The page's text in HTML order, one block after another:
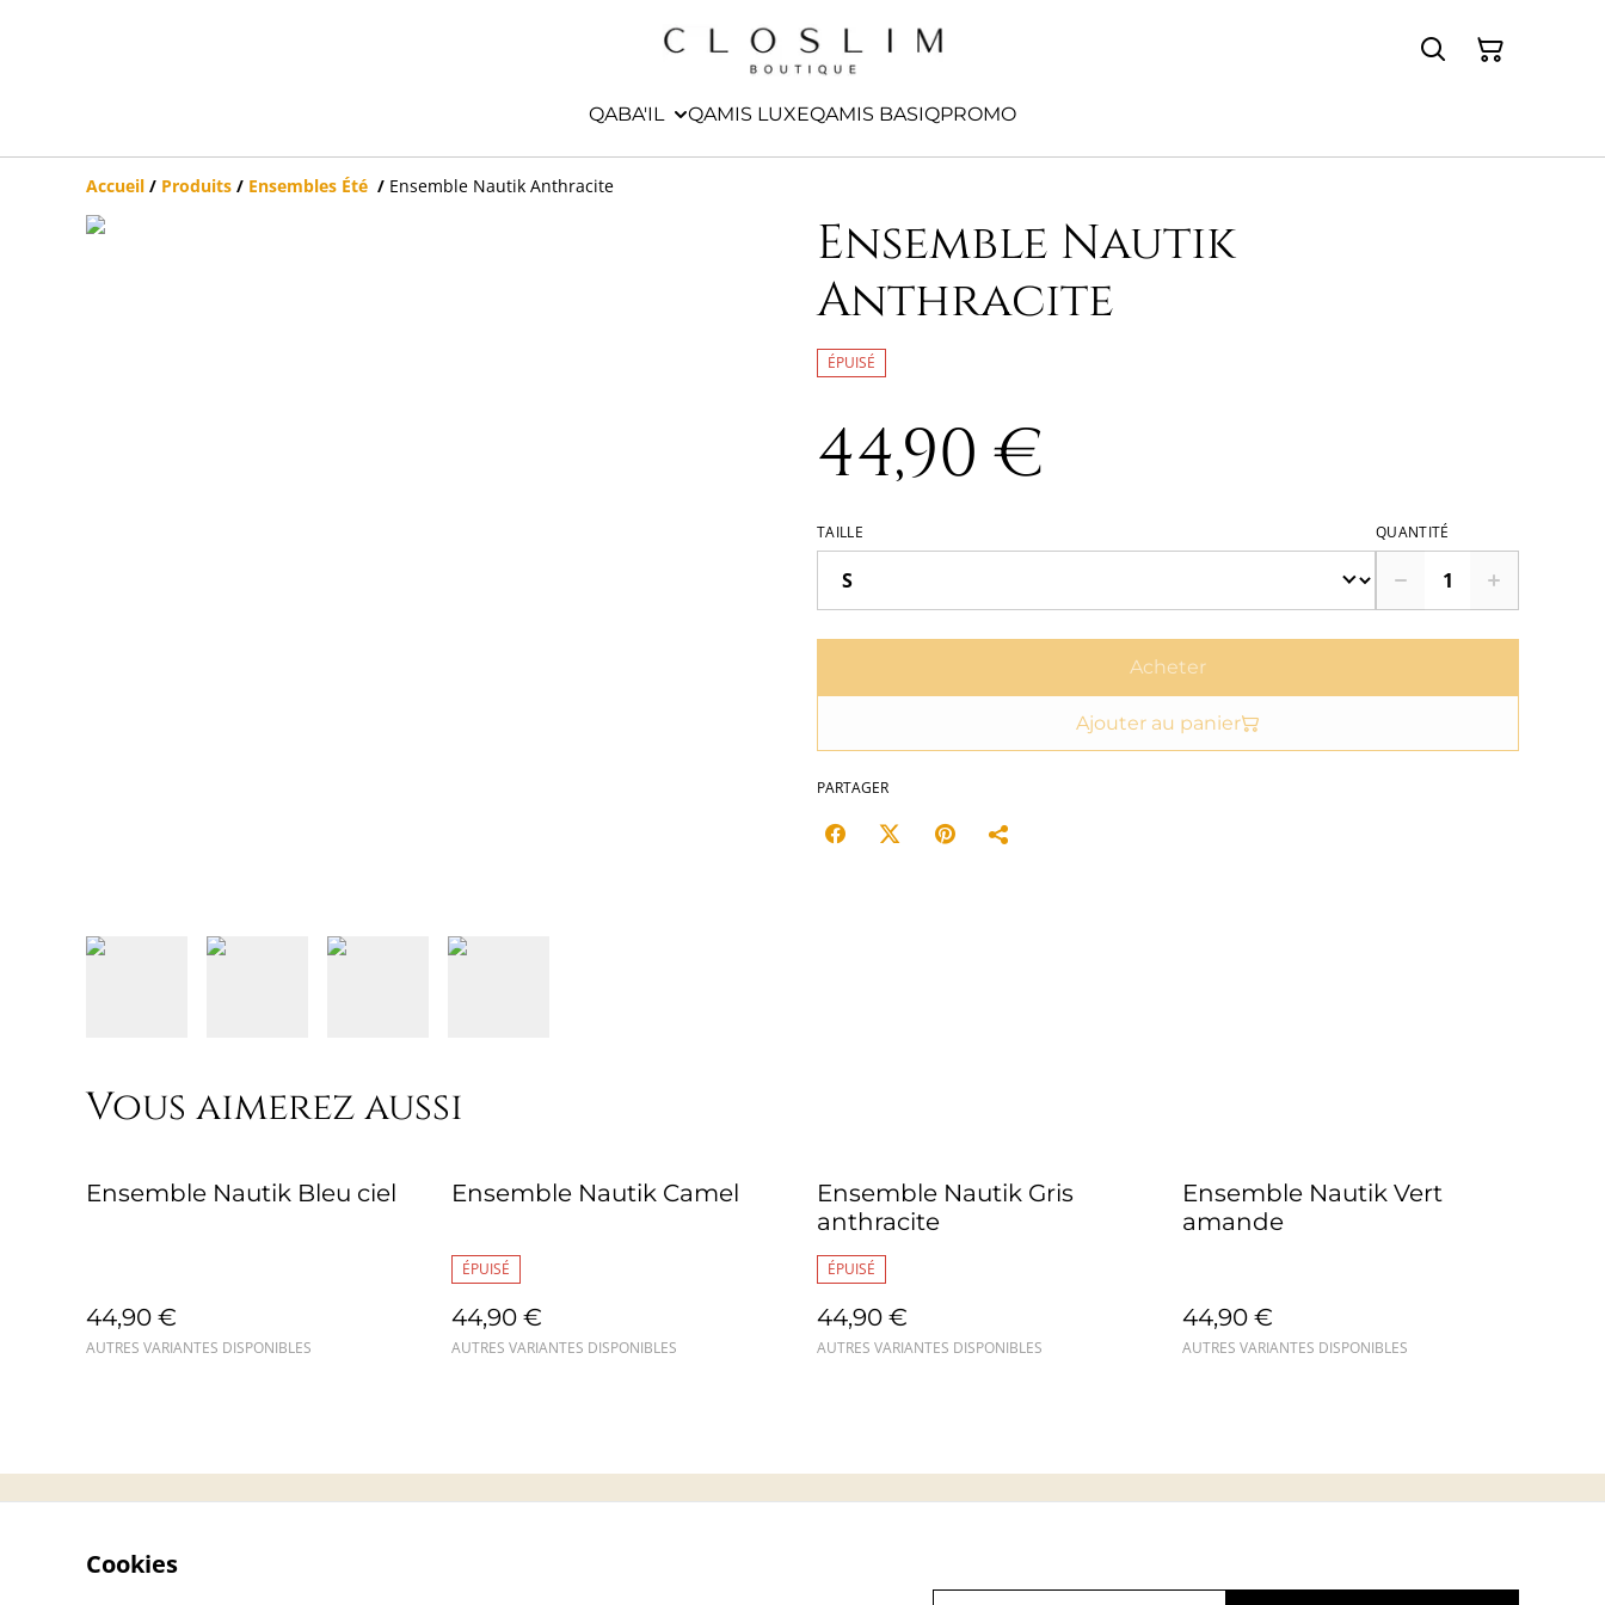
QABA'IL QAMIS LUXEQAMIS BASIQPROMO
Accueil / Produits / Ensembles Été / Ensemble Nautik Anthracite
Ensemble Nautik
Anthracite
ÉPUISÉ
44,90 €
TAILLE QUANTITÉ
Acheter
Ajouter au panier
PARTAGER
Vous aimerez aussi
Ensemble Nautik Bleu ciel
44,90 €
AUTRES VARIANTES DISPONIBLES
Ensemble Nautik Camel
ÉPUISÉ
44,90 €
AUTRES VARIANTES DISPONIBLES
Ensemble Nautik Gris
anthracite
ÉPUISÉ
44,90 €
AUTRES VARIANTES DISPONIBLES
Ensemble Nautik Vert
amande
44,90 €
AUTRES VARIANTES DISPONIBLES
Cookies